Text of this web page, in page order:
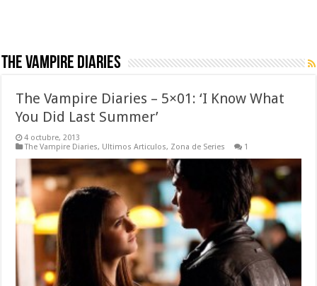
The Vampire Diaries
The Vampire Diaries – 5×01: ‘I Know What
You Did Last Summer’
4 octubre, 2013
The Vampire Diaries, Ultimos Articulos, Zona de Series 1